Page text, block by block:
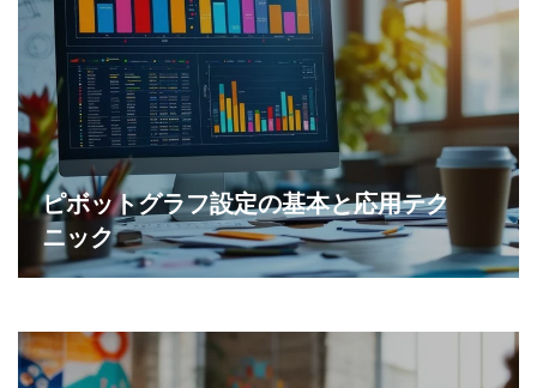
ピボットグラフ設定の基本と応用テク
ニック